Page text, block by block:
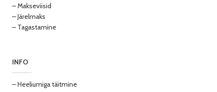
– Makseviisid
– Järelmaks
– Tagastamine
INFO
– Heeliumiga täitmine